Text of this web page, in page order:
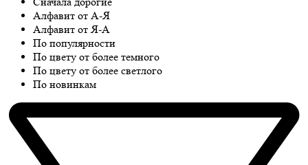
Алфавит от А-Я
Алфавит от Я-А
По популярности
По цвету от более темного
По цвету от более светлого
По новинкам